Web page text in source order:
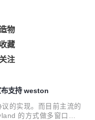
物
收藏
关注
布支持 weston
的实现。而目前主流的
的方式做多窗口的